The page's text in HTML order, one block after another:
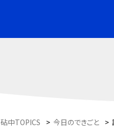
砧中TOPICS > 今日のできごと >